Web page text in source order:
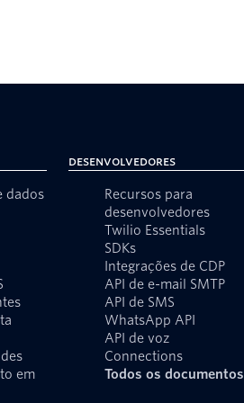
dados
em
Desenvolvedores
Recursos para
desenvolvedores
Twilio Essentials
SDKs
Integrações de CDP
API de e-mail SMTP
API de SMS
WhatsApp API
API de voz
Connections
Todos os documentos